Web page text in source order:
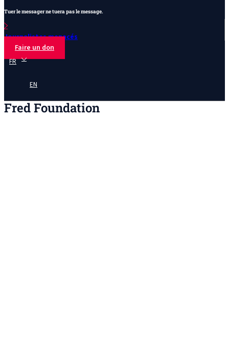
Tuer le messager ne tuera pas le message.
Journalistes menacés
Faire un don
FR
EN
Fred Foundation